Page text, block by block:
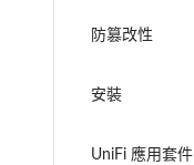
防篡改性
安裝
UniFi 應用套件